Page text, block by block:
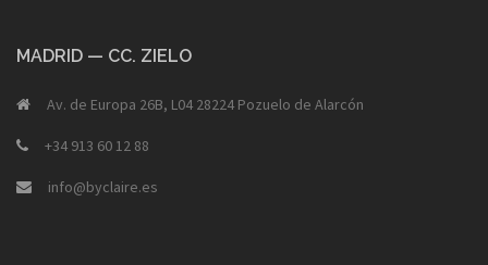
MADRID — CC. ZIELO
Av. de Europa 26B, L04 28224 Pozuelo de Alarcón
+34 913 60 12 88
info@byclaire.es